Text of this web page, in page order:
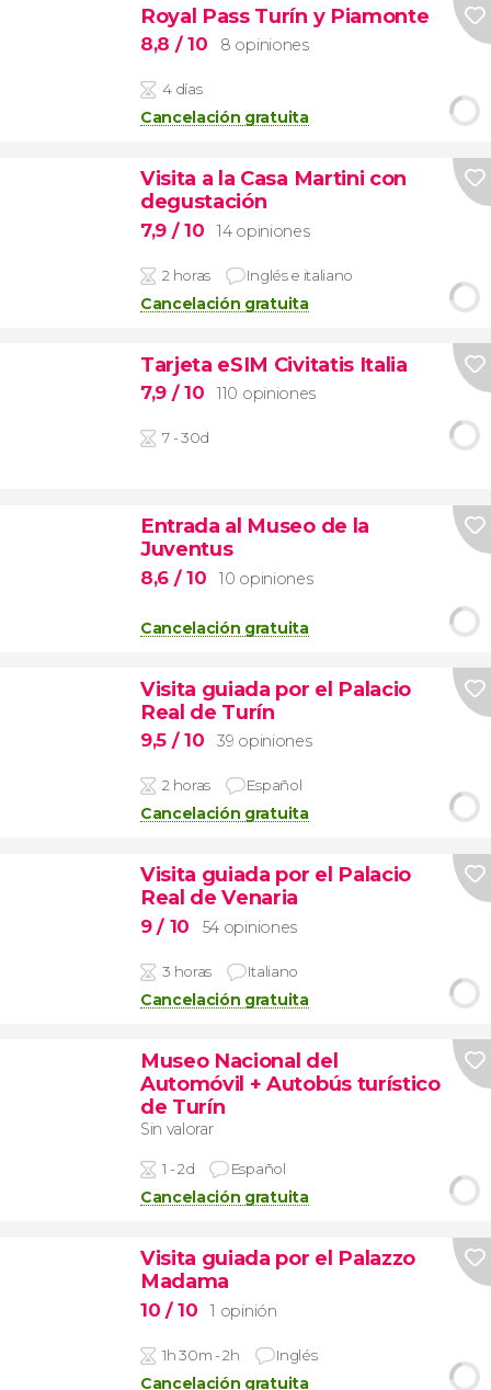
Royal Pass Turín y Piamonte
8,8 / 10 8 opiniones
4 días
Cancelación gratuita
Visita a la Casa Martini con
degustación
7,9 / 10 14 opiniones
2 horas Inglés e italiano
Cancelación gratuita
Tarjeta eSIM Civitatis Italia
7,9 / 10 110 opiniones
7 - 30d
Entrada al Museo de la
Juventus
8,6 / 10 10 opiniones
Cancelación gratuita
Visita guiada por el Palacio
Real de Turín
9,5 / 10 39 opiniones
2 horas Español
Cancelación gratuita
Visita guiada por el Palacio
Real de Venaria
9/ 10 54 opiniones
3 horas Italiano
Cancelación gratuita
Museo Nacional del
Automóvil + Autobús turístico
de Turín
Sin valorar
1 - 2d Español
Cancelación gratuita
Visita guiada por el Palazzo
Madama
10 / 10 1 opinión
1h 30m - 2h Inglés
Cancelación gratuita